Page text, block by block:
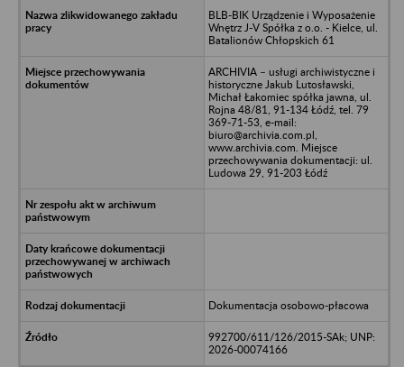
BLB-BIK Urządzenie i Wyposażenie
Wnętrz J-V Spółka z o.o. - Kielce, ul.
Batalionów Chłopskich 61
ARCHIVIA – usługi archiwistyczne i
historyczne Jakub Lutosławski,
Michał Łakomiec spółka jawna, ul.
Rojna 48/81, 91-134 Łódź, tel. 79
369-71-53, e-mail:
biuro@archivia.com.pl,
www.archivia.com. Miejsce
przechowywania dokumentacji: ul.
Ludowa 29, 91-203 Łódź
Dokumentacja osobowo-płacowa
992700/611/126/2015-SAk; UNP:
2026-00074166